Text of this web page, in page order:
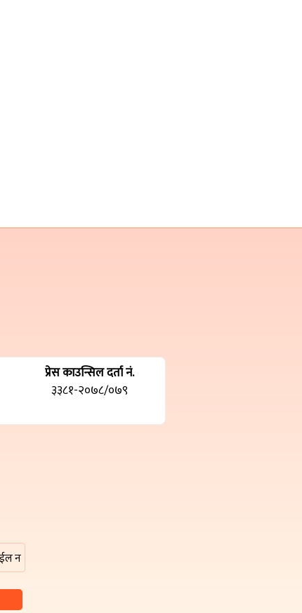
प्रेस काउन्सिल दर्ता नं.
३३८१-२०७८/०७९
९८०७९५३७७७, ९८४२०१३८८३ वा हाम्रो इमेल ठेगाना